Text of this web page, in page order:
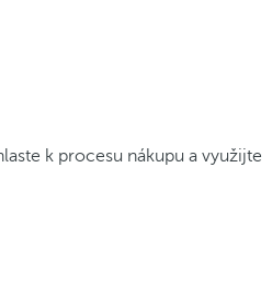
k procesu nákupu a využijte